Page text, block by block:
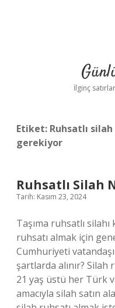
İlginç
Etiket: Ruhsatlı
gerekiyor
Ruhsatlı Silah
Tarih: Kasım 23, 2024
Taşıma ruhsatlı
ruhsatı almak için
Cumhuriyeti
şartlarda alınır? Silah
21 yaş üstü her Türk
amacıyla silah satın